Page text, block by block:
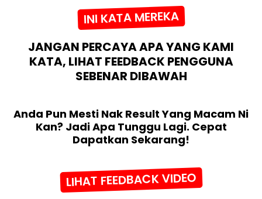
INI KATA MEREKA
JANGAN PERCAYA APA YANG KAMI
KATA, LIHAT FEEDBACK PENGGUNA
SEBENAR DIBAWAH
Anda Pun Mesti Nak Result Yang Macam Ni
Kan? Jadi Apa Tunggu Lagi. Cepat
Dapatkan Sekarang!
LIHAT FEEDBACK VIDEO